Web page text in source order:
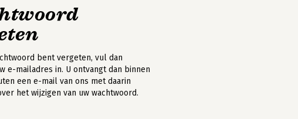
bent vergeten, vul dan
e-mailadres in. U ontvangt dan binnen
een e-mail van ons met daarin
het wijzigen van uw wachtwoord.